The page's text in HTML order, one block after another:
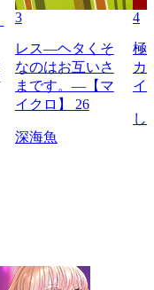
3
レス―ヘタくそ
なのはお互いさ
まです。―【マ
イクロ】 26
深海魚
4
極
カ
イ
し